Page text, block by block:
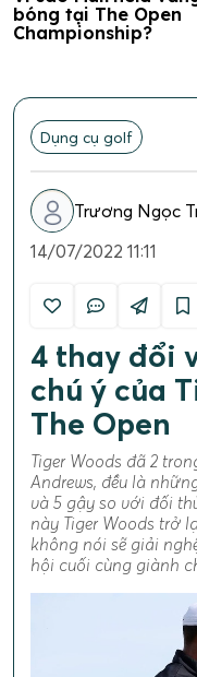
bóng tại The Open
Championship?
Dụng cụ golf
Trương Ngọc
14/07/2022 11:11
4 thay đổi
chú ý của
The Open
Tiger Woods đã 2
Andrews, đều là
và 5 gậy so với đối
này Tiger Woods trở
không nói sẽ giải
hội cuối cùng giành